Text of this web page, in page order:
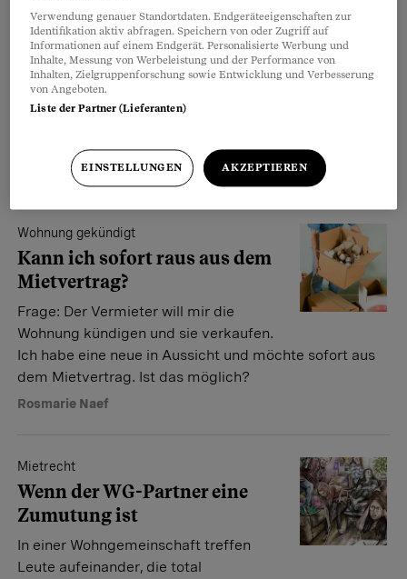
Rücktritt vom Vertrag
Ich habs mir anders überlegt!
Abgemacht ist abgemacht – so lautet
Norina Meyer,Hanneke Spinatsch,Nicole Müller
Wohnung gekündigt
Kann ich sofort raus aus dem
Mietvertrag?
Frage: Der Vermieter will mir die
Wohnung kündigen und sie verkaufen.
Ich habe eine neue in Aussicht und möchte sofort aus
dem Mietvertrag. Ist das möglich?
Rosmarie Naef
Mietrecht
Wenn der WG-Partner eine
Zumutung ist
In einer Wohngemeinschaft treffen
Leute aufeinander, die total
Verwendung genauer Standortdaten. Endgeräteeigenschaften zur
Identifikation aktiv abfragen. Speichern von oder Zugriff auf
Informationen auf einem Endgerät. Personalisierte Werbung und
Inhalte, Messung von Werbeleistung und der Performance von
Inhalten, Zielgruppenforschung sowie Entwicklung und Verbesserung
von Angeboten.
Liste der Partner (Lieferanten)
EINSTELLUNGEN AKZEPTIEREN